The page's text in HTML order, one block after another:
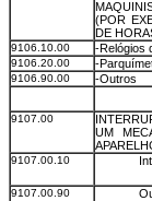
(POR
DE
9106.10.00 -Relógios
9106.20.00 -
9106.90.00 -Outros
9107.00
UM
9107.00.10
9107.00.90